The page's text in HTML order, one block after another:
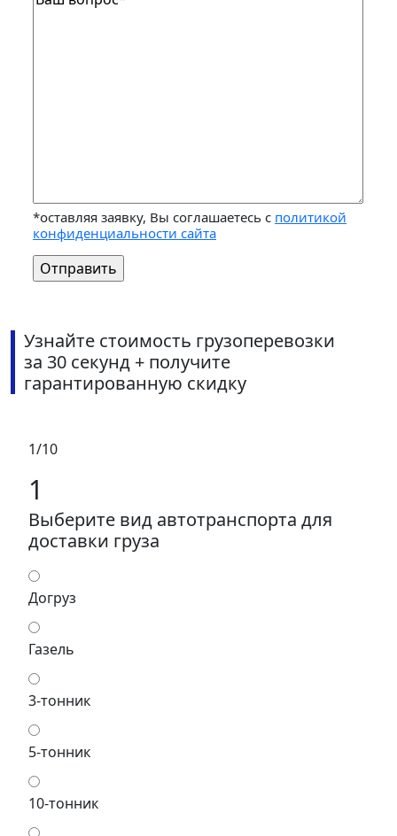
*оставляя заявку, Вы соглашаетесь с политикой
конфиденциальности сайта
Узнайте стоимость грузоперевозки
за 30 секунд + получите
гарантированную скидку
1/10
1
Выберите вид автотранспорта для
доставки груза
Догруз
Газель
3-тонник
5-тонник
10-тонник